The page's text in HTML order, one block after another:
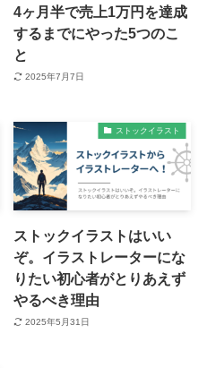
4ヶ月半で売上1万円を達成
するまでにやった5つのこ
と
2025年7月7日
ストックイラスト
ストックイラストはいい
ぞ。イラストレーターにな
りたい初心者がとりあえず
やるべき理由
2025年5月31日